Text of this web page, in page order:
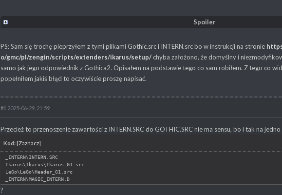
Spoiler
PS: Sam się trochę pieprzyłem z tymi plikami Gothic.src i INTERN.src bo w instrukcji na stronie
o/gmc/pl/zengin/scripts/extenders/ikarus/setup/ chyba założono, że domyślny i
samo jak jego odpowiednik z Gothica2. Opisałem na podstawie tego co sam robiłem. Z tego co
popełniłem jakiś błąd to oczywiście proszę napisać.
#1 2025-06-29, 21:59
Przecież to przenoszenie zawartości z INTERN.SRC do GOTHIC.SRC nie ma sensu, bo i tak na
Kod: [Zaznacz]
_INTERN\INTERN.SRC
Ikarus\Ikarus\Ikarus_G1.src
LeGo\LeGo\Header_G1.src
_INTERN\MAGIC_INTERN.D
?